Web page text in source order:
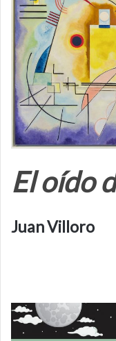
El oído
Juan Villoro